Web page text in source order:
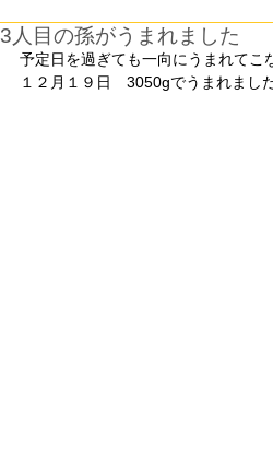
3人目の孫がうまれました
予定日を過ぎても一向にうまれてこ
１２月１９日　3050gでうまれました